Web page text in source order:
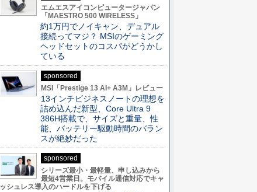
エムエスアイコンピュータージャパン
「MAESTRO 500 WIRELESS」
約1万円でノイキャン、デュアル
接続ってマジ？ MSIのゲーミング
ヘッドセットのコスパがどうかし
ている
sponsored
MSI「Prestige 13 AI+ A3M」レビュー
13インチビジネスノートの理想を
詰め込んだ新型、Core Ultra 9
386H搭載で、サイズと重量、性
能、バッテリー駆動時間のバラン
スが絶妙だった
sponsored
シリーズ最小・最軽量、申し込みから
最短4営業日。モバイル通信対応でキャ
ッシュレス導入のハードルを下げる